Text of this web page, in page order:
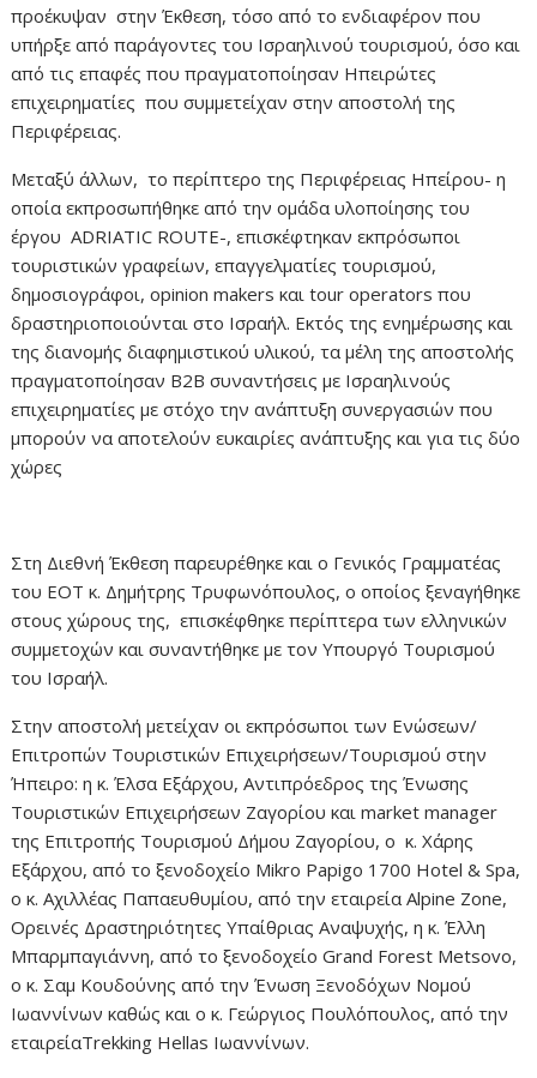
προέκυψαν στην Έκθεση, τόσο από το ενδιαφέρον που
υπήρξε από παράγοντες του Ισραηλινού τουρισμού, όσο και
από τις επαφές που πραγματοποίησαν Ηπειρώτες
επιχειρηματίες που συμμετείχαν στην αποστολή της
Περιφέρειας.
Μεταξύ άλλων, το περίπτερο της Περιφέρειας Ηπείρου- η
οποία εκπροσωπήθηκε από την ομάδα υλοποίησης του
έργου ADRIATIC ROUTE-, επισκέφτηκαν εκπρόσωποι
τουριστικών γραφείων, επαγγελματίες τουρισμού,
δημοσιογράφοι, opinion makers και tour operators που
δραστηριοποιούνται στο Ισραήλ. Εκτός της ενημέρωσης και
της διανομής διαφημιστικού υλικού, τα μέλη της αποστολής
πραγματοποίησαν Β2Β συναντήσεις με Ισραηλινούς
επιχειρηματίες με στόχο την ανάπτυξη συνεργασιών που
μπορούν να αποτελούν ευκαιρίες ανάπτυξης και για τις δύο
χώρες
Στη Διεθνή Έκθεση παρευρέθηκε και ο Γενικός Γραμματέας
του ΕΟΤ κ. Δημήτρης Τρυφωνόπουλος, ο οποίος ξεναγήθηκε
στους χώρους της, επισκέφθηκε περίπτερα των ελληνικών
συμμετοχών και συναντήθηκε με τον Υπουργό Τουρισμού
του Ισραήλ.
Στην αποστολή μετείχαν οι εκπρόσωποι των Ενώσεων/
Επιτροπών Τουριστικών Επιχειρήσεων/Τουρισμού στην
Ήπειρο: η κ. Έλσα Εξάρχου, Αντιπρόεδρος της Ένωσης
Τουριστικών Επιχειρήσεων Ζαγορίου και market manager
της Επιτροπής Τουρισμού Δήμου Ζαγορίου, ο κ. Χάρης
Εξάρχου, από το ξενοδοχείο Mikro Papigo 1700 Hotel & Spa,
ο κ. Αχιλλέας Παπαευθυμίου, από την εταιρεία Alpine Zone,
Ορεινές Δραστηριότητες Υπαίθριας Αναψυχής, η κ. Έλλη
Μπαρμπαγιάννη, από το ξενοδοχείο Grand Forest Metsovo,
ο κ. Σαμ Κουδούνης από την Ένωση Ξενοδόχων Νομού
Ιωαννίνων καθώς και ο κ. Γεώργιος Πουλόπουλος, από την
εταιρείαTrekking Hellas Ιωαννίνων.